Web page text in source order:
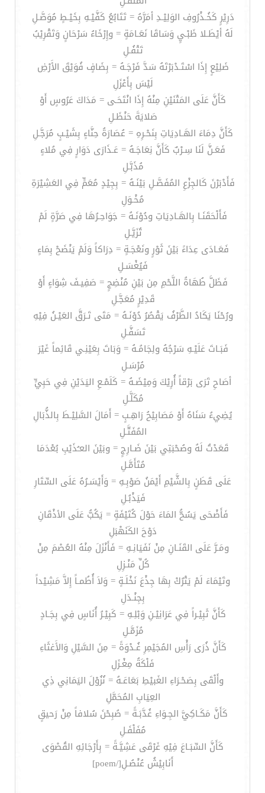
دَرِيْرٍ كَخُـذْرُوفِ الوَلِيْـدِ أمَرَّهُ = تَتَابُعُ كَفَّيْـهِ بِخَيْـطٍ مُوَصَّـلِ
لَهُ أيْطَـلا ظَبْـيٍ وَسَاقَا نَعَـامَةٍ = وإِرْخَاءُ سَرْحَانٍ وَتَقْرِيْبُ
تَتْفُـلِ
ضَلِيْعٍ إِذَا اسْتَـدْبَرْتَهُ سَدَّ فَرْجَـهُ = بِضَافٍ فُوَيْقَ الأَرْضِ
لَيْسَ بِأَعْزَلِ
كَأَنَّ عَلَى المَتْنَيْنِ مِنْهُ إِذَا انْتَحَـى = مَدَاكَ عَرُوسٍ أَوْ
صَلايَةَ حَنْظَـلِ
كَأَنَّ دِمَاءَ الهَـادِيَاتِ بِنَحْـرِهِ = عُصَارَةُ حِنَّاءٍ بِشَيْـبٍ مُرَجَّـلِ
فَعَـنَّ لَنَا سِـرْبٌ كَأَنَّ نِعَاجَـهُ = عَـذَارَى دَوَارٍ فِي مُلاءٍ
مُذَبَّـلِ
فَأَدْبَرْنَ كَالجِزْعِ المُفَصَّـلِ بَيْنَـهُ = بِجِيْدٍ مُعَمٍّ فِي العَشِيْرَةِ
مُخْـوَلِ
فَأَلْحَقَنَـا بِالهَـادِيَاتِ ودُوْنَـهُ = جَوَاحِـرُهَا فِي صَرَّةٍ لَمْ
تُزَيَّـلِ
فَعَـادَى عِدَاءً بَيْنَ ثَوْرٍ ونَعْجَـةٍ = دِرَاكاً وَلَمْ يَنْضَحْ بِمَاءٍ
فَيُغْسَـلِ
فَظَلَّ طُهَاةُ اللَّحْمِ مِن بَيْنِ مُنْضِجٍ = صَفِيـفَ شِوَاءٍ أَوْ
قَدِيْرٍ مُعَجَّـلِ
ورُحْنَا يَكَادُ الطَّرْفُ يَقْصُرُ دُوْنَـهُ = مَتَى تَـرَقَّ العَيْـنُ فِيْهِ
تَسَفَّـلِ
فَبَـاتَ عَلَيْـهِ سَرْجُهُ ولِجَامُـهُ = وَبَاتَ بِعَيْنِـي قَائِماً غَيْرَ
مُرْسَـلِ
أصَاحِ تَرَى بَرْقاً أُرِيْكَ وَمِيْضَـهُ = كَلَمْـعِ اليَدَيْنِ فِي حَبِيٍّ
مُكَلَّـلِ
يُضِيءُ سَنَاهُ أَوْ مَصَابِيْحُ رَاهِـبٍ = أَمَالَ السَّلِيْـطَ بِالذُّبَالِ
المُفَتَّـلِ
قَعَدْتُ لَهُ وصُحْبَتِي بَيْنَ ضَـارِجٍ = وبَيْنَ العـُذَيْبِ بُعْدَمَا
مُتَأَمَّـلِ
عَلَى قَطَنٍ بِالشَّيْمِ أَيْمَنُ صَوْبِـهِ = وَأَيْسَـرُهُ عَلَى السِّتَارِ
فَيَذْبُـلِ
فَأَضْحَى يَسُحُّ المَاءَ حَوْلَ كُتَيْفَةٍ = يَكُبُّ عَلَى الأذْقَانِ
دَوْحَ الكَنَهْبَلِ
ومَـرَّ عَلَى القَنَـانِ مِنْ نَفَيَانِـهِ = فَأَنْزَلَ مِنْهُ العُصْمَ مِنْ
كُلِّ مَنْـزِلِ
وتَيْمَاءَ لَمْ يَتْرُكْ بِهَا جِذْعَ نَخْلَـةٍ = وَلاَ أُطُمـاً إِلاَّ مَشِيْداً
بِجِنْـدَلِ
كَأَنَّ ثَبِيْـراً فِي عَرَانِيْـنِ وَبْلِـهِ = كَبِيْـرُ أُنَاسٍ فِي بِجَـادٍ
مُزَمَّـلِ
كَأَنَّ ذُرَى رَأْسِ المُجَيْمِرِ غُـدْوَةً = مِنَ السَّيْلِ وَالأَغثَاءِ
فَلْكَةُ مِغْـزَلِ
وأَلْقَى بِصَحْـرَاءِ الغَبيْطِ بَعَاعَـهُ = نُزُوْلَ اليَمَانِي ذِي
العِيَابِ المُحَمَّلِ
كَأَنَّ مَكَـاكِيَّ الجِـوَاءِ غُدَّبَـةً = صُبِحْنَ سُلافاً مِنْ رَحيقٍ
مُفَلْفَـلِ
كَأَنَّ السِّبَـاعَ فِيْهِ غَرْقَى عَشِيَّـةً = بِأَرْجَائِهِ القُصْوَى
أَنَابِيْشُ عُنْصُـلِ[/poem]